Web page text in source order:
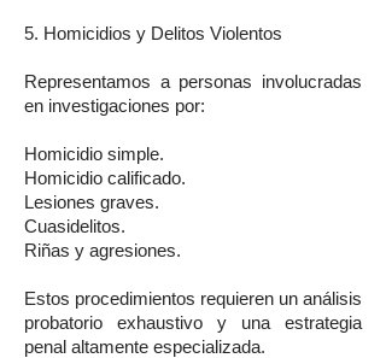
5. Homicidios y Delitos Violentos
Representamos a personas involucradas
en investigaciones por:
Homicidio simple.
Homicidio calificado.
Lesiones graves.
Cuasidelitos.
Riñas y agresiones.
Estos procedimientos requieren un análisis
probatorio exhaustivo y una estrategia
penal altamente especializada.